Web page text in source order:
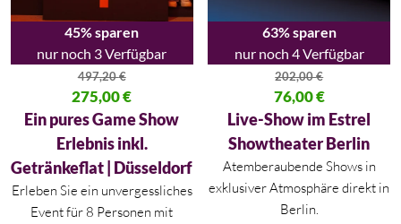
45% sparen
nur noch 3 Verfügbar
497,20€
Ursprünglicher Preis war: 497,20 €
275,00€
Aktueller Preis ist: 275,00 €.
Ein pures Game Show
Erlebnis inkl.
Getränkeflat | Düsseldorf
Erleben Sie ein unvergessliches
Event für 8 Personen mit
63% sparen
nur noch 4 Verfügbar
202,00€
Ursprünglicher Preis war:
76,00€
Aktueller Preis ist: 76,00 €.
Live-Show im Estrel
Showtheater Berlin
Atemberaubende Shows in
exklusiver Atmosphäre direkt in
Berlin.